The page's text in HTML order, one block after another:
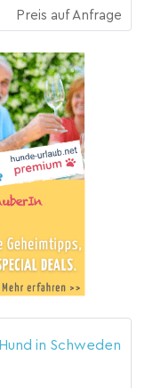
Preis auf Anfrage
in Schweden